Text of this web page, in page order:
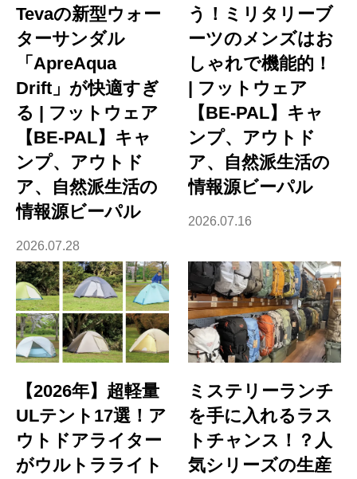
Tevaの新型ウォー
ターサンダル
「ApreAqua
Drift」が快適すぎ
る | フットウェア
【BE-PAL】キャ
ンプ、アウトド
ア、自然派生活の
情報源ビーパル
2026.07.28
う！ミリタリーブ
ーツのメンズはお
しゃれで機能的！
| フットウェア
【BE-PAL】キャ
ンプ、アウトド
ア、自然派生活の
情報源ビーパル
2026.07.16
【2026年】超軽量
ULテント17選！ア
ウトドアライター
がウルトラライト
ミステリーランチ
を手に入れるラス
トチャンス！？人
気シリーズの生産